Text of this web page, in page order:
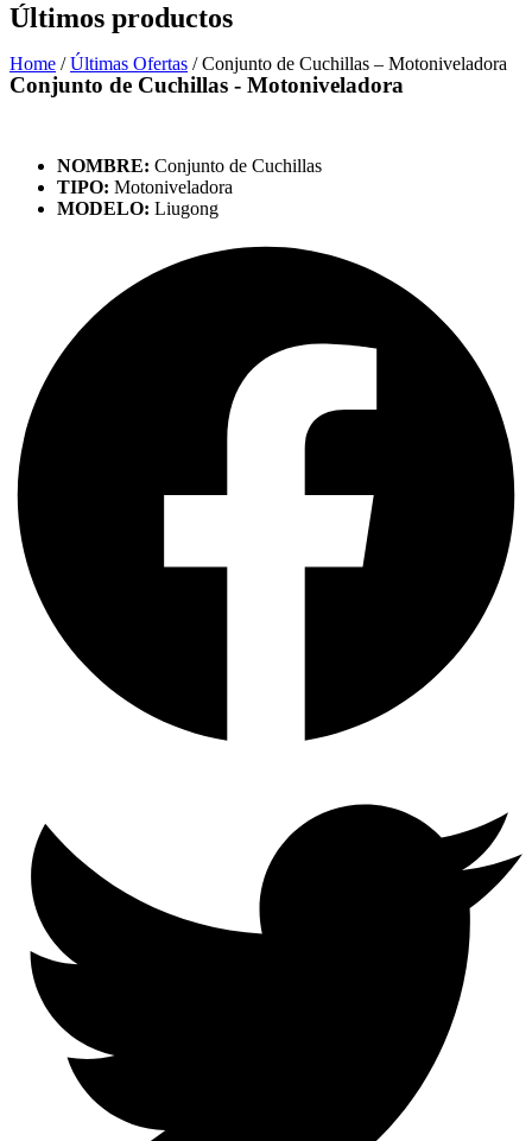
Últimos productos
Home /Últimas Ofertas / Conjunto de Cuchillas – Motoniveladora
Conjunto de Cuchillas - Motoniveladora
NOMBRE: Conjunto de Cuchillas
TIPO: Motoniveladora
MODELO: Liugong